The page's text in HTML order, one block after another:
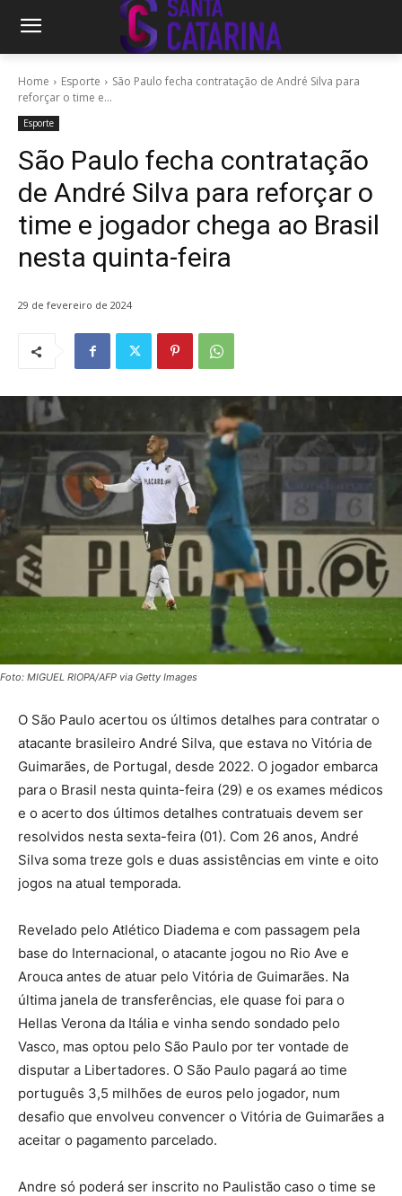
Home Esporte
São Paulo fecha contratação de André Silva para
reforçar o time e...
Esporte
São Paulo fecha contratação
de André Silva para reforçar o
time e jogador chega ao Brasil
nesta quinta-feira
29 de fevereiro de 2024
Foto: MIGUEL RIOPA/AFP via Getty Images
O São Paulo acertou os últimos detalhes para contratar o
atacante brasileiro André Silva, que estava no Vitória de
Guimarães, de Portugal, desde 2022. O jogador embarca
para o Brasil nesta quinta-feira (29) e os exames médicos
e o acerto dos últimos detalhes contratuais devem ser
resolvidos nesta sexta-feira (01). Com 26 anos, André
Silva soma treze gols e duas assistências em vinte e oito
jogos na atual temporada.
Revelado pelo Atlético Diadema e com passagem pela
base do Internacional, o atacante jogou no Rio Ave e
Arouca antes de atuar pelo Vitória de Guimarães. Na
última janela de transferências, ele quase foi para o
Hellas Verona da Itália e vinha sendo sondado pelo
Vasco, mas optou pelo São Paulo por ter vontade de
disputar a Libertadores. O São Paulo pagará ao time
português 3,5 milhões de euros pelo jogador, num
desafio que envolveu convencer o Vitória de Guimarães a
aceitar o pagamento parcelado.
Andre só poderá ser inscrito no Paulistão caso o time se